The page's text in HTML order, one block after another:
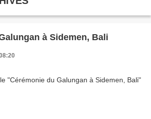
à Sidemen, Bali